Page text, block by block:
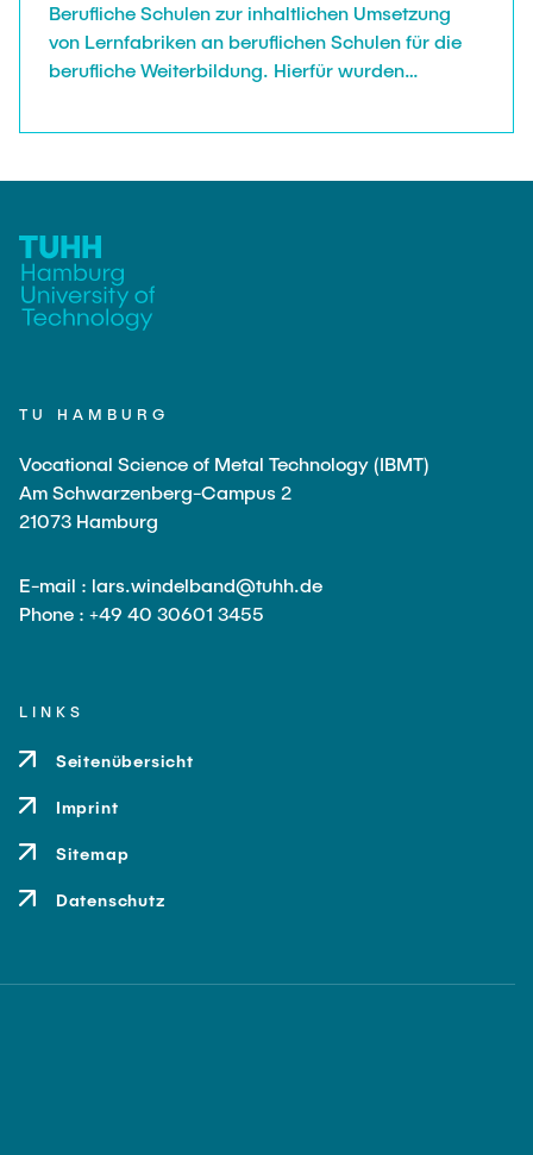
Berufliche Schulen zur inhaltlichen Umsetzung
von Lernfabriken an beruflichen Schulen für die
berufliche Weiterbildung. Hierfür wurden
Best-Practice-Beispielen entwickelt.
TU HAMBURG
Vocational Science of Metal Technology (IBMT)
Am Schwarzenberg-Campus 2
21073 Hamburg
E-mail : lars.windelband@tuhh.de
Phone : +49 40 30601 3455
LINKS
Seitenübersicht
Imprint
Sitemap
Datenschutz